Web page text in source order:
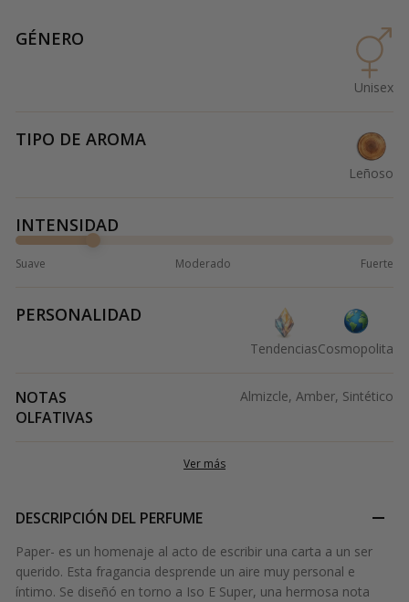
GÉNERO
Unisex
TIPO DE AROMA
Leñoso
INTENSIDAD
Suave Moderado Fuerte
PERSONALIDAD
TendenciasCosmopolita
NOTAS
OLFATIVAS
Almizcle, Amber, Sintético
Ver más
DESCRIPCIÓN DEL PERFUME
Paper- es un homenaje al acto de escribir una carta a un ser
querido. Esta fragancia desprende un aire muy personal e
íntimo. Se diseñó en torno a Iso E Super, una hermosa nota